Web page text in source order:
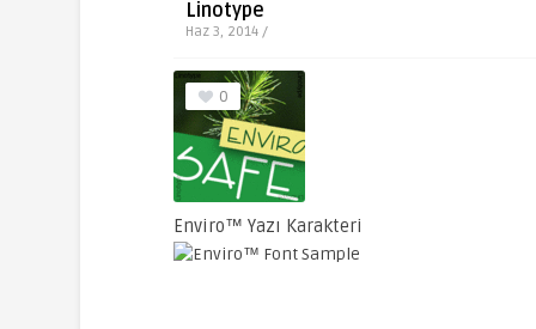
Linotype
Haz 3, 2014 /
0
Enviro™ Yazı Karakteri